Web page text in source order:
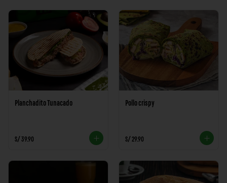
Planchadito Tunacado
S/ 39.90
Pollo crispy
S/ 29.90